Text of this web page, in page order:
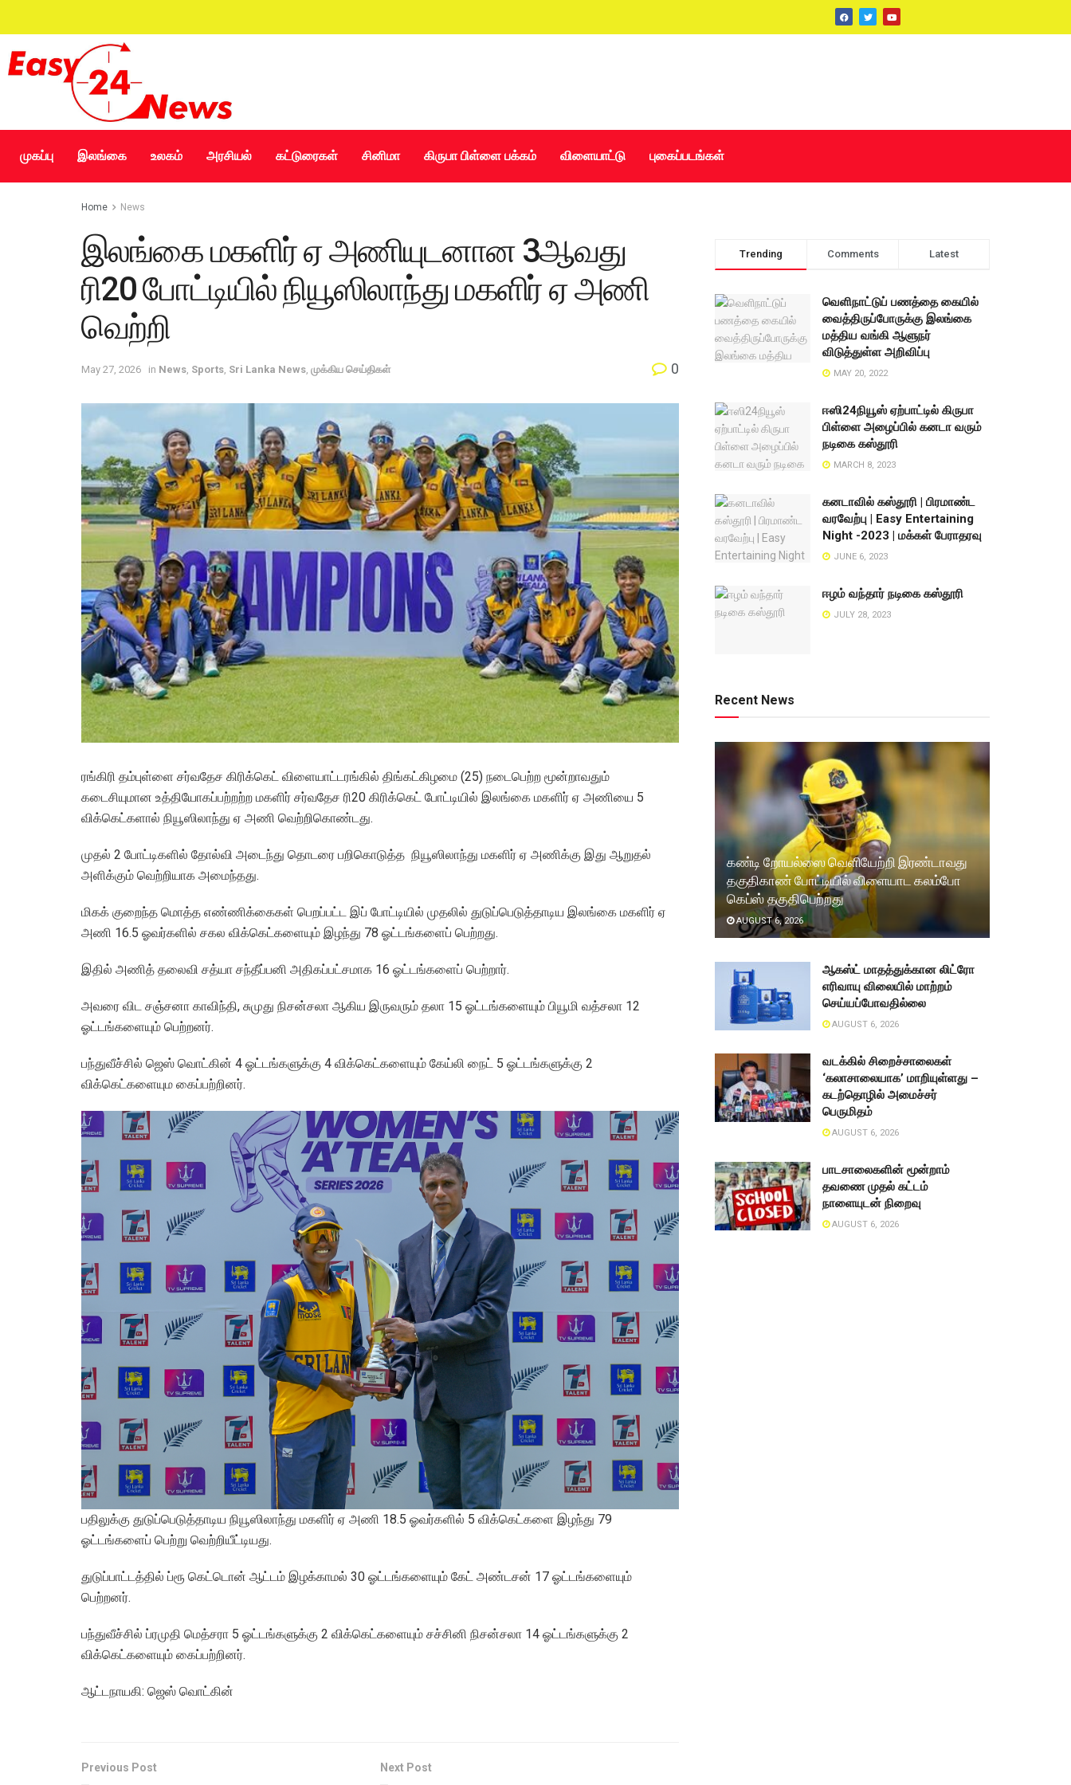
முகப்பு இலங்கை உலகம் அரசியல் கட்டுரைகள் சினிமா கிருபா பிள்ளை பக்கம் விளையாட்டு புகைப்படங்கள்
Home News
இலங்கை மகளிர் ஏ அணியுடனான 3ஆவது
ரி20 போட்டியில் நியூஸிலாந்து மகளிர் ஏ அணி
வெற்றி
May 27, 2026 in News Sports Sri Lanka News முக்கிய செய்திகள் 0
ரங்கிரி தம்புள்ளை சர்வதேச கிரிக்கெட் விளையாட்டரங்கில் திங்கட்கிழமை (25) நடைபெற்ற மூன்றாவதும்
கடைசியுமான உத்தியோகப்பற்றற்ற மகளிர் சர்வதேச ரி20 கிரிக்கெட் போட்டியில் இலங்கை மகளிர் ஏ அணியை 5
விக்கெட்களால் நியூஸிலாந்து ஏ அணி வெற்றிகொண்டது.
முதல் 2 போட்டிகளில் தோல்வி அடைந்து தொடரை பறிகொடுத்த நியூஸிலாந்து மகளிர் ஏ அணிக்கு இது ஆறுதல்
அளிக்கும் வெற்றியாக அமைந்தது.
மிகக் குறைந்த மொத்த எண்ணிக்கைகள் பெறப்பட்ட இப் போட்டியில் முதலில் துடுப்பெடுத்தாடிய இலங்கை மகளிர் ஏ
அணி 16.5 ஓவர்களில் சகல விக்கெட்களையும் இழந்து 78 ஓட்டங்களைப் பெற்றது.
இதில் அணித் தலைவி சத்யா சந்தீப்பனி அதிகப்பட்சமாக 16 ஓட்டங்களைப் பெற்றார்.
அவரை விட சஞ்சனா காவிந்தி, சுமுது நிசன்சலா ஆகிய இருவரும் தலா 15 ஓட்டங்களையும் பியூமி வத்சலா 12
ஓட்டங்களையும் பெற்றனர்.
பந்துவீச்சில் ஜெஸ் வொட்கின் 4 ஓட்டங்களுக்கு 4 விக்கெட்களையும் கேய்லி நைட் 5 ஓட்டங்களுக்கு 2
விக்கெட்களையும கைப்பற்றினர்.
பதிலுக்கு துடுப்பெடுத்தாடிய நியூஸிலாந்து மகளிர் ஏ அணி 18.5 ஓவர்களில் 5 விக்கெட்களை இழந்து 79
ஓட்டங்களைப் பெற்று வெற்றியீட்டியது.
துடுப்பாட்டத்தில் ப்ரூ கெட்டொன் ஆட்டம் இழக்காமல் 30 ஓட்டங்களையும் கேட் அண்டசன் 17 ஓட்டங்களையும்
பெற்றனர்.
பந்துவீச்சில் ப்ரமுதி மெத்சரா 5 ஓட்டங்களுக்கு 2 விக்கெட்களையும் சச்சினி நிசன்சலா 14 ஓட்டங்களுக்கு 2
விக்கெட்களையும் கைப்பற்றினர்.
ஆட்டநாயகி: ஜெஸ் வொட்கின்
Previous Post Next Post
Trending Comments Latest
வெளிநாட்டுப் பணத்தை கையில்
வைத்திருப்போருக்கு இலங்கை
மத்திய வங்கி ஆளுநர்
விடுத்துள்ள அறிவிப்பு
MAY 20, 2022
ஈஸி24நியூஸ் ஏற்பாட்டில் கிருபா
பிள்ளை அழைப்பில் கனடா வரும்
நடிகை கஸ்தூரி
MARCH 8, 2023
கனடாவில் கஸ்தூரி | பிரமாண்ட
வரவேற்பு | Easy Entertaining
Night -2023 | மக்கள் பேராதரவு
JUNE 6, 2023
ஈழம் வந்தார் நடிகை கஸ்தூரி
JULY 28, 2023
Recent News
கண்டி றோயல்ஸை வெளியேற்றி இரண்டாவது
தகுதிகாண் போட்டியில் விளையாட கலம்போ
கெப்ஸ் தகுதிபெற்றது
AUGUST 6, 2026
ஆகஸ்ட் மாதத்துக்கான லிட்ரோ
எரிவாயு விலையில் மாற்றம்
செய்யப்போவதில்லை
AUGUST 6, 2026
வடக்கில் சிறைச்சாலைகள்
‘கலாசாலையாக’ மாறியுள்ளது –
கடற்தொழில் அமைச்சர்
பெருமிதம்
AUGUST 6, 2026
பாடசாலைகளின் மூன்றாம்
தவணை முதல் கட்டம்
நாளையுடன் நிறைவு
AUGUST 6, 2026